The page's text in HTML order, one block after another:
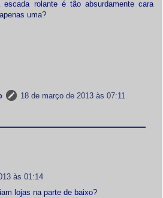
escada rolante é tão absurdamente cara
uma?
18 de março de 2013 às 07:11
às 01:14
lojas na parte de baixo?